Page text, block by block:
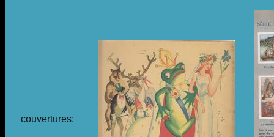
couvertures: